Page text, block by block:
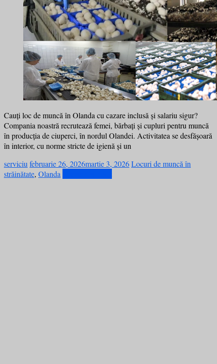
Cauți loc de muncă în Olanda cu cazare inclusă și salariu sigur?
Compania noastră recrutează femei, bărbați și cupluri pentru muncă
în producția de ciuperci, în nordul Olandei. Activitatea se desfășoară
în interior, cu norme stricte de igienă și un
serviciu februarie 26, 2026martie 3, 2026Locuri de muncă în
străinătate, Olanda